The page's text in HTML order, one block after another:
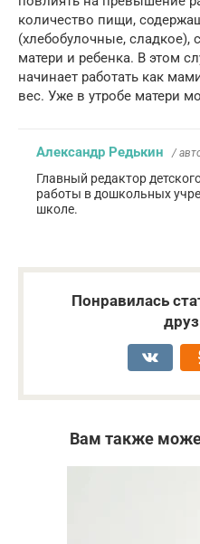
количество пищи,
(хлебобулочные, сладкое),
матери и ребенка. В этом
начинает работать как
вес. Уже в утробе матери
Александр Редькин /
Главный редактор
работы в дошкольных
школе.
Понравилась
Вам также